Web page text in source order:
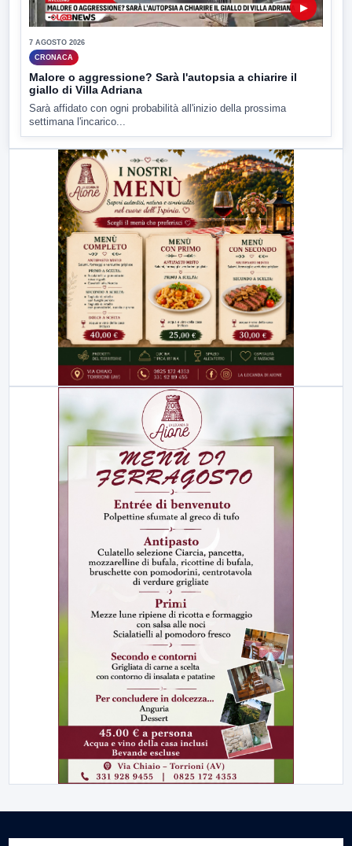
▶
7 AGOSTO 2026
CRONACA
Malore o aggressione? Sarà l'autopsia a chiarire il
giallo di Villa Adriana
Sarà affidato con ogni probabilità all'inizio della prossima
settimana l'incarico...